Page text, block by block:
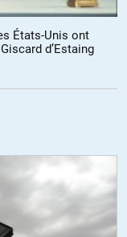
convertis au
un tantinet
Occidentaux, de
cela que le Parti,
désespérant;
États-Unis ont
d’Estaing